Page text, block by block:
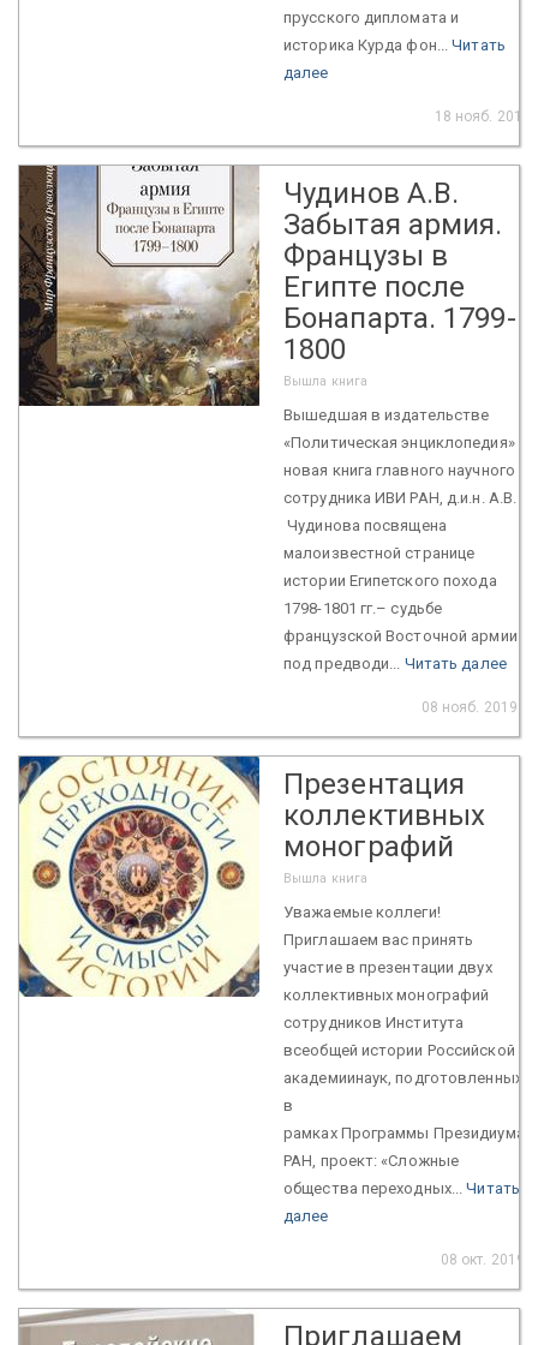
прусского дипломата и
историка Курда фон...Читать
далее
18 нояб. 2019
Чудинов А.В.
Забытая армия.
Французы в
Египте после
Бонапарта. 1799-
1800
Вышла книга
Вышедшая в издательстве
«Политическая энциклопедия»
новая книга главного научного
сотрудника ИВИ РАН, д.и.н. А.В.
Чудинова посвящена
малоизвестной странице
истории Египетского похода
1798-1801 гг.– судьбе
французской Восточной армии
под предводи... Читать далее
08 нояб. 2019
Презентация
коллективных
монографий
Вышла книга
Уважаемые коллеги!
Приглашаем вас принять
участие в презентации двух
коллективных монографий
сотрудников Института
всеобщей истории Российской
академиинаук, подготовленных
в
рамках Программы Президиума
РАН, проект: «Сложные
общества переходных...Читать
далее
08 окт. 2019
Приглашаем